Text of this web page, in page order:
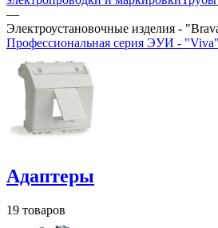
—
Электроустановочные изделия -
Профессиональная серия ЭУИ - "Viva"
Адаптеры
19 товаров